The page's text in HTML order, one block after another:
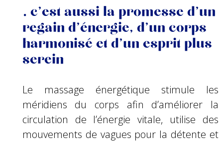
… c’est aussi la promesse d’un
regain d’énergie, d’un corps
harmonisé et d’un esprit plus
serein
Le massage énergétique stimule les
méridiens du corps afin d’améliorer la
circulation de l’énergie vitale, utilise des
mouvements de vagues pour la détente et